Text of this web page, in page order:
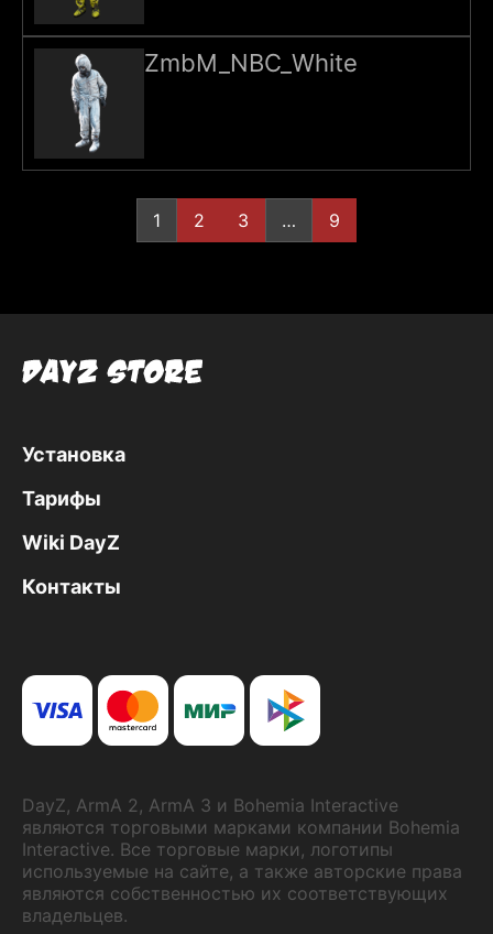
ZmbM_NBC_White
Пагинация
записей
1 2 3 … 9
Установка
Тарифы
Wiki DayZ
Контакты
DayZ, ArmA 2, ArmA 3 и Bohemia Interactive
являются торговыми марками компании Bohemia
Interactive. Все торговые марки, логотипы
используемые на сайте, а также авторские права
являются собственностью их соответствующих
владельцев.